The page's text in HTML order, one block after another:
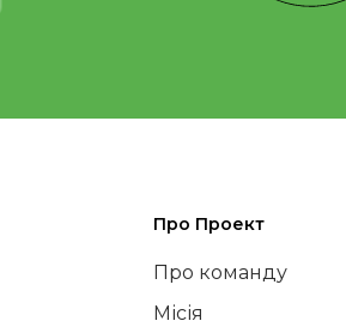
Про Проект
Про команду
Місія